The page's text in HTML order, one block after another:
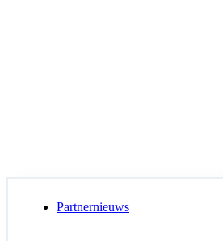
Partnernieuws